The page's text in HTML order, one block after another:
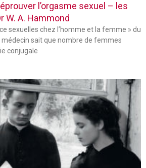
l’orgasme sexuel – les
W. A. Hammond
sexuelles chez l’homme et la femme » du
médecin sait que nombre de femmes
conjugale